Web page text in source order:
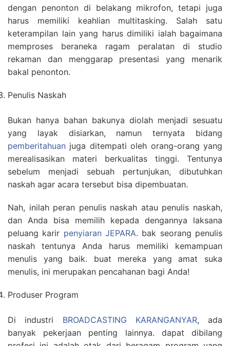
dengan penonton di belakang mikrofon, tetapi juga
harus memiliki keahlian multitasking. Salah satu
keterampilan lain yang harus dimiliki ialah bagaimana
memproses beraneka ragam peralatan di studio
rekaman dan menggarap presentasi yang menarik
bakal penonton.
Penulis Naskah
Bukan hanya bahan bakunya diolah menjadi sesuatu
yang layak disiarkan, namun ternyata bidang
pemberitahuan juga ditempati oleh orang-orang yang
merealisasikan materi berkualitas tinggi. Tentunya
sebelum menjadi sebuah pertunjukan, dibutuhkan
naskah agar acara tersebut bisa dipembuatan.
Nah, inilah peran penulis naskah atau penulis naskah,
dan Anda bisa memilih kepada dengannya laksana
peluang karir penyiaran JEPARA. bak seorang penulis
naskah tentunya Anda harus memiliki kemampuan
menulis yang baik. buat mereka yang amat suka
menulis, ini merupakan pencahanan bagi Anda!
Produser Program
Di industri BROADCASTING KARANGANYAR, ada
banyak pekerjaan penting lainnya. dapat dibilang